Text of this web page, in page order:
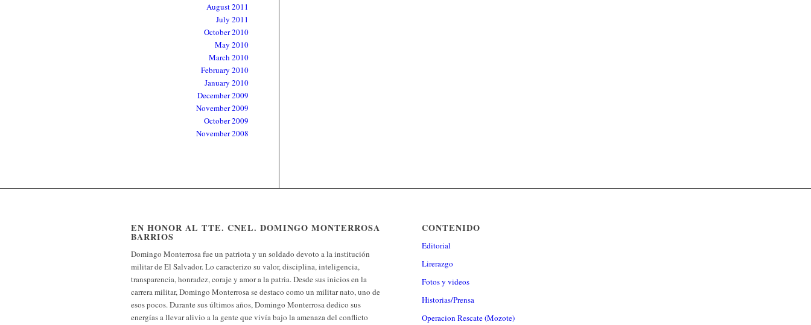
August 2011
July 2011
October 2010
May 2010
March 2010
February 2010
January 2010
December 2009
November 2009
October 2009
November 2008
EN HONOR AL TTE. CNEL. DOMINGO MONTERROSA
BARRIOS
Domingo Monterrosa fue un patriota y un soldado devoto a la institución
militar de El Salvador. Lo caracterizo su valor, disciplina, inteligencia,
transparencia, honradez, coraje y amor a la patria. Desde sus inicios en la
carrera militar, Domingo Monterrosa se destaco como un militar nato, uno de
esos pocos. Durante sus últimos años, Domingo Monterrosa dedico sus
energías a llevar alivio a la gente que vivía bajo la amenaza del conflicto
CONTENIDO
Editorial
Lirerazgo
Fotos y videos
Historias/Prensa
Operacion Rescate (Mozote)